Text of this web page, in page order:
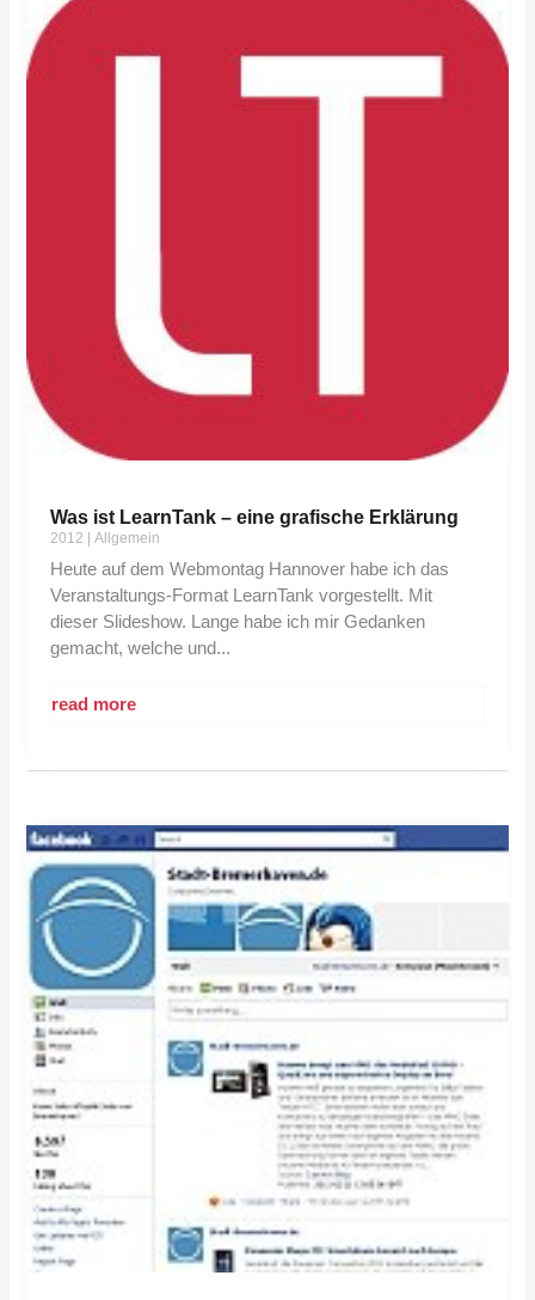
Was ist LearnTank – eine grafische Erklärung
2012 |Allgemein
Heute auf dem Webmontag Hannover habe ich das
Veranstaltungs-Format LearnTank vorgestellt. Mit
dieser Slideshow. Lange habe ich mir Gedanken
gemacht, welche und...
read more